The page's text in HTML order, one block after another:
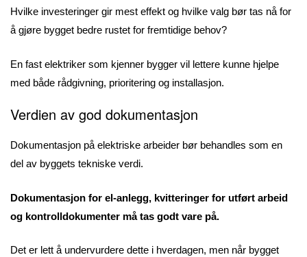
Hvilke investeringer gir mest effekt og hvilke valg bør tas nå for
å gjøre bygget bedre rustet for fremtidige behov?
En fast elektriker som kjenner bygger vil lettere kunne hjelpe
med både rådgivning, prioritering og installasjon.
Verdien av god dokumentasjon
Dokumentasjon på elektriske arbeider bør behandles som en
del av byggets tekniske verdi.
Dokumentasjon for el-anlegg, kvitteringer for utført arbeid
og kontrolldokumenter må tas godt vare på.
Det er lett å undervurdere dette i hverdagen, men når bygget